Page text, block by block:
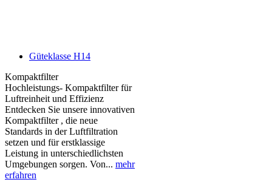
Güteklasse H14
Kompaktfilter
Hochleistungs- Kompaktfilter für
Luftreinheit und Effizienz
Entdecken Sie unsere innovativen
Kompaktfilter , die neue
Standards in der Luftfiltration
setzen und für erstklassige
Leistung in unterschiedlichsten
Umgebungen sorgen. Von... mehr
erfahren